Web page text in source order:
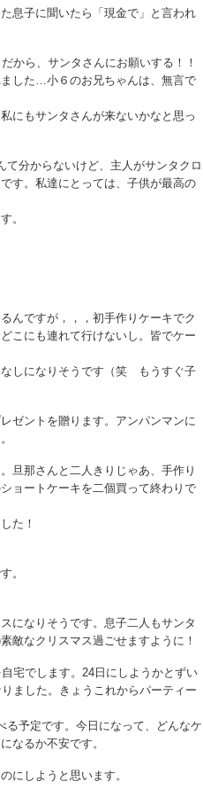
息子に聞いたら「現金で」と言われ
から、サンタさんにお願いする！！
した…小６のお兄ちゃんは、無言で
にもサンタさんが来ないかなと思っ
分からないけど、主人がサンタクロ
す。私達にとっては、子供が最高の
。
んですが，，，初手作りケーキでク
こにも連れて行けないし。皆でケー
しになりそうです（笑 もうすぐ子
ゼントを贈ります。アンパンマンに
旦那さんと二人きりじゃあ、手作り
ョートケーキを二個買って終わりで
た！
。
になりそうです。息子二人もサンタ
敵なクリスマス過ごせますように！
宅でします。24日にしようかとずい
ました。きょうこれからパーティー
る予定です。今日になって、どんなケ
なるか不安です。
にしようと思います。